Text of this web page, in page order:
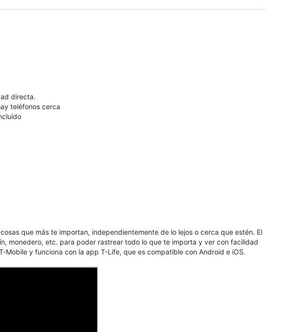
directa.
teléfonos cerca
que más te importan, independientemente de lo lejos o cerca que estén. El
monedero, etc. para poder rastrear todo lo que te importa y ver con facilidad
Mobile y funciona con la app T-Life, que es compatible con Android e iOS.